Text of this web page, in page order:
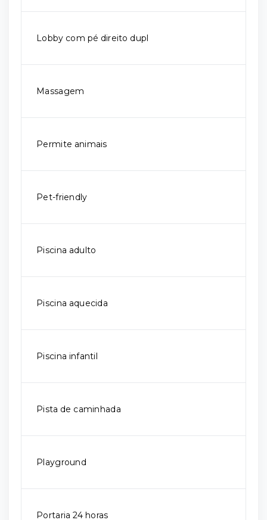
Lobby com pé direito dupl
Massagem
Permite animais
Pet-friendly
Piscina adulto
Piscina aquecida
Piscina infantil
Pista de caminhada
Playground
Portaria 24 horas